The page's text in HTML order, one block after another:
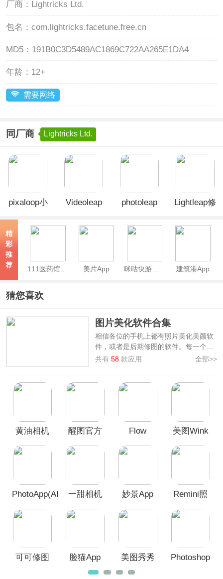
厂商： Lightricks Ltd.
包名： com.lightricks.facetune.free.cn
MD5： 191B0C3D5489AC1869C722AA265E1DA4
年龄： 12+
需要网络
同厂商 Lightricks Ltd.
pixaloop小
Videoleap
photoleap
Lightleap修
版
精
彩
推
荐
111医药馆App 美片App 建筑港App
猜您喜欢
图片美化软件合集
相信各位的手机上都有照片美化美颜软
件，或者是后期修图的软件。每一个小
伙伴发图前都仔细的看过自己发送的图
软件哪个好用。
的功能，其中就有美图Wink画质修复软
件、美图秀秀、天天P图、轻图app等
己想要的手机美颜软件，这些软件全都
共有58 款应用 全部>>
黄油相机
醒图官方
Flow
美图Wink
PhotoApp(AI
一甜相机
妙景App
Remini照
可可修图
脸猫App
美图秀秀
官方版
Photoshop